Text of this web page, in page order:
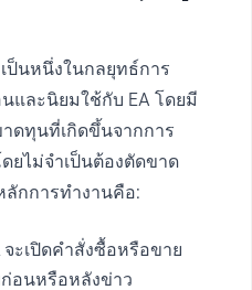
เป็นหนึ่งในกลยุทธ์การ
และนิยมใช้กับ EA โดยมี
ดทุนที่เกิดขึ้นจากการ
ยไม่จำเป็นต้องตัดขาด
ลักการทำงานคือ:
จะเปิดคำสั่งซื้อหรือขาย
อนหรือหลังข่าว